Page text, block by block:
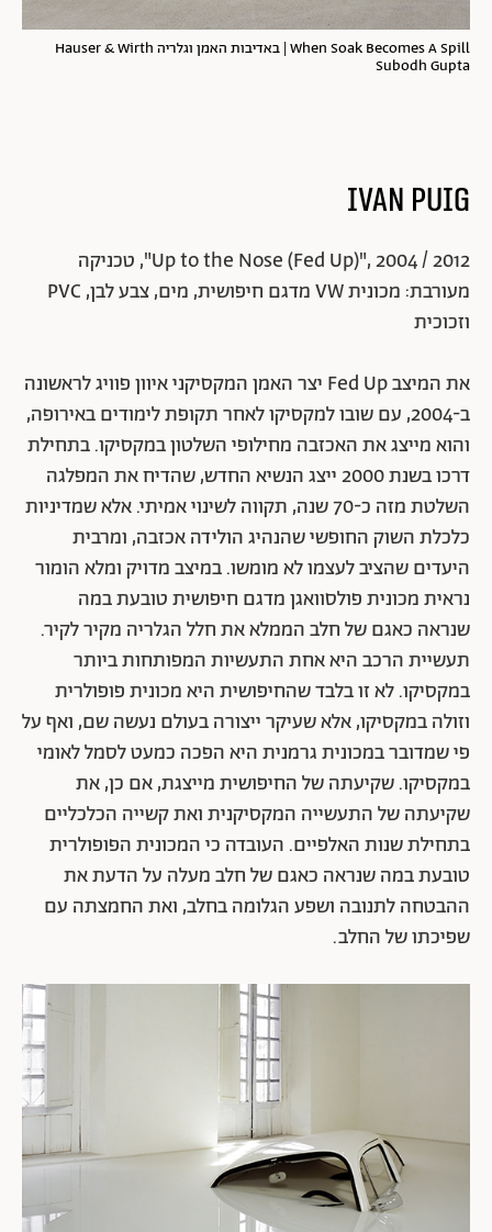
Subodh Gupta
Ivan Puig
Up to the Nose (Fed Up)", 2004 / 2012", טכניקה
מעורבת: מכונית VW מדגם חיפושית, מים, צבע לבן, PVC
וזכוכית
את המיצב Fed Up יצר האמן המקסיקני איוון פוויג לראשונה
ב-2004, עם שובו למקסיקו לאחר תקופת לימודים באירופה,
והוא מייצג את האכזבה מחילופי השלטון במקסיקו. בתחילת
דרכו בשנת 2000 ייצג הנשיא החדש, שהדיח את המפלגה
השלטת מזה כ-70 שנה, תקווה לשינוי אמיתי. אלא שמדיניות
כלכלת השוק החופשי שהנהיג הולידה אכזבה, ומרבית
היעדים שהציב לעצמו לא מומשו. במיצב מדויק ומלא הומור
נראית מכונית פולסוואגן מדגם חיפושית טובעת במה
שנראה כאגם של חלב הממלא את חלל הגלריה מקיר לקיר.
במקסיקו. לא זו בלבד שהחיפושית היא מכונית פופולרית
וזולה במקסיקו, אלא שעיקר ייצורה בעולם נעשה שם, ואף על
פי שמדובר במכונית גרמנית היא הפכה כמעט לסמל לאומי
במקסיקו. שקיעתה של החיפושית מייצגת, אם כן, את
שקיעתה של התעשייה המקסיקנית ואת קשייה הכלכליים
בתחילת שנות האלפיים. העובדה כי המכונית הפופולרית
טובעת במה שנראה כאגם של חלב מעלה על הדעת את
ההבטחה לתנובה ושפע הגלומה בחלב, ואת החמצתה עם